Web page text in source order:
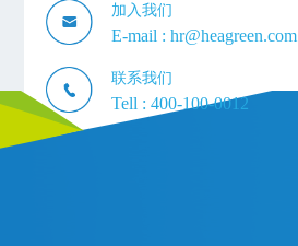
加入我们
E-mail :hr@heagreen.com
联系我们
Tell :400-100-0012